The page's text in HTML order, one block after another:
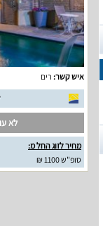
איש קשר: רים
לא
מחיר לזוג החל מ:
סופ"ש 1100 ₪